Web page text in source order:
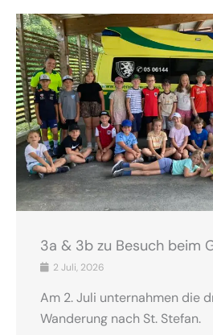
3a & 3b zu Besuch beim
2 Juli, 2026
Am 2. Juli unternahmen die
Wanderung nach St. Stefan.